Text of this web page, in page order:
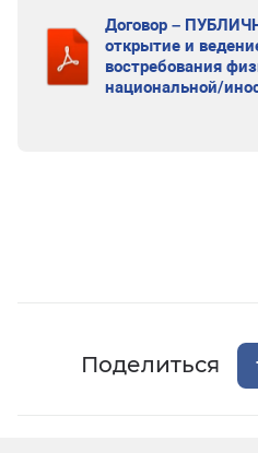
Договор –
открытие и
востребования
национальной/
Поделиться